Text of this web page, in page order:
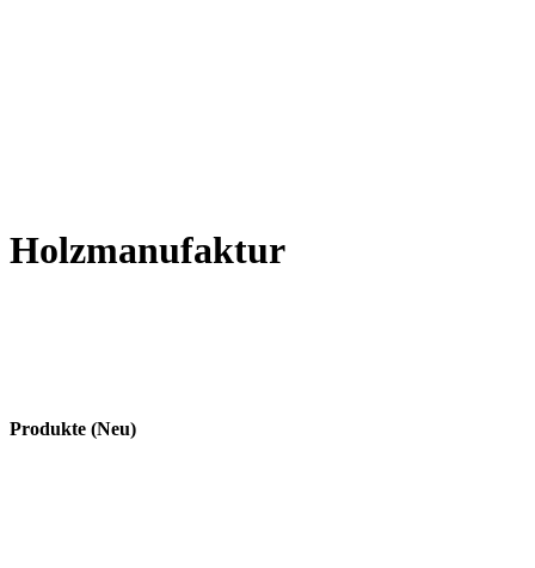
Holzmanufaktur
Produkte (Neu)